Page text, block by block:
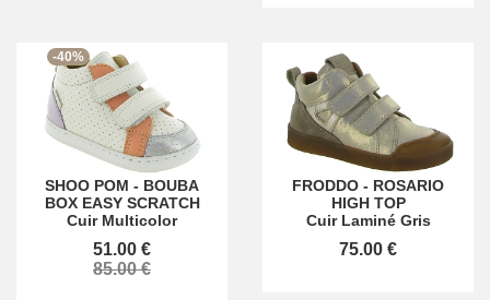
-40%
SHOO POM - BOUBA
BOX EASY SCRATCH
Cuir Multicolor
51.00 €
85.00 €
FRODDO - ROSARIO
HIGH TOP
Cuir Laminé Gris
75.00 €